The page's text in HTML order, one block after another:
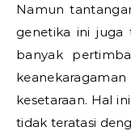
Namun
genetika ini juga
banyak
kesetaraan. Hal
tidak teratasi